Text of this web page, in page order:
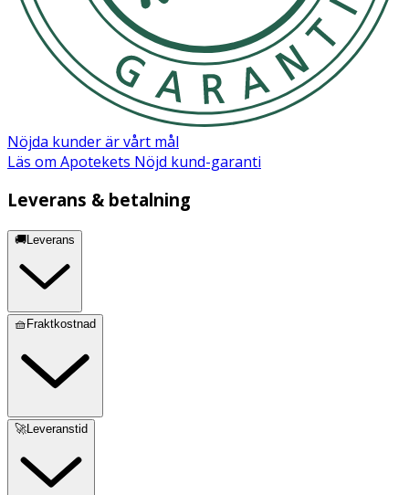
Nöjda kunder är vårt mål
Läs om Apotekets Nöjd kund-garanti
Leverans & betalning
🚚Leverans
🧺Fraktkostnad
🚀Leveranstid